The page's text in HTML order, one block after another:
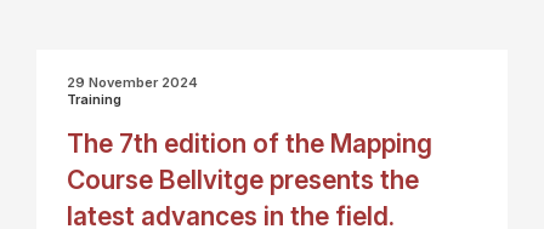
29 November 2024
Training
The 7th edition of the Mapping
Course Bellvitge presents the
latest advances in the field.